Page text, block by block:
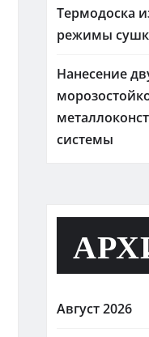
Термодоска
режимы
Нанесение
системы
Август 2026